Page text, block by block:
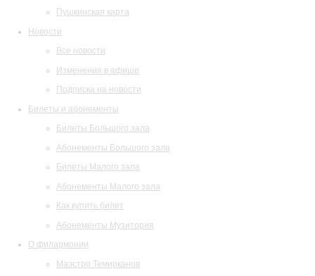
Пушкинская карта
Новости
Все новости
Изменения в афише
Подписка на новости
Билеты и абонементы
Билеты Большого зала
Абонементы Большого зала
Билеты Малого зала
Абонементы Малого зала
Как купить билет
Абонементы Музитория
О филармонии
Маэстро Темирканов